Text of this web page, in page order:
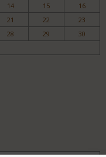
14 15
16
21 22
23
28 29
30